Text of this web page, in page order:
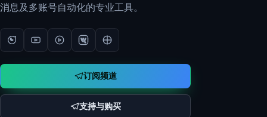
消息及多账号自动化的专业工具。
订阅频道
支持与购买